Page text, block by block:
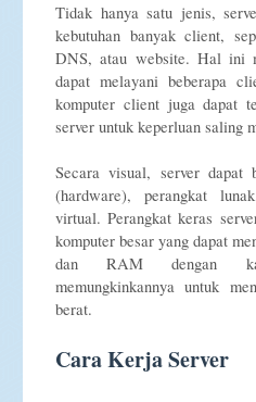
Tidak hanya satu jenis,
kebutuhan banyak client,
DNS, atau website. Hal ini
dapat melayani beberapa
komputer client juga dapat
server untuk keperluan saling
Secara visual, server dapat
(hardware), perangkat
virtual. Perangkat keras
komputer besar yang dapat
dan RAM dengan
memungkinkannya untuk
berat.
Cara Kerja Server